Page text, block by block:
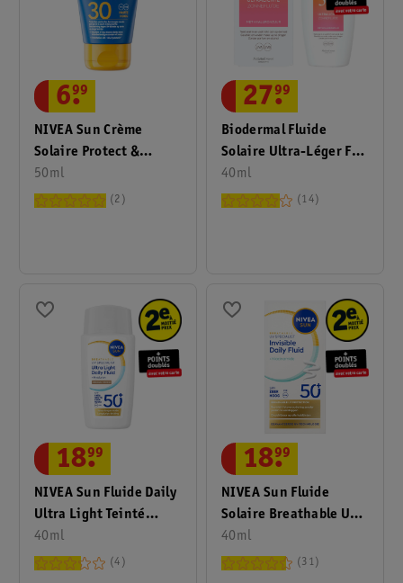
NIVEA Sun Crème
Solaire Protect &
Hydrate FPS30 Format
Voyage
50ml
6.
99
2
Biodermal Fluide
Solaire Ultra-Léger FPS
50+ À L'Acide
Hyaluronique
40ml
27.
99
14
NIVEA Sun Fluide Daily
Ultra Light Teinté
Medium Breathable UV
Specialist FPS50+
40ml
18.
99
4
NIVEA Sun Fluide
Solaire Breathable UV
Specialist Invisible
Daily FPS50+
40ml
18.
99
31